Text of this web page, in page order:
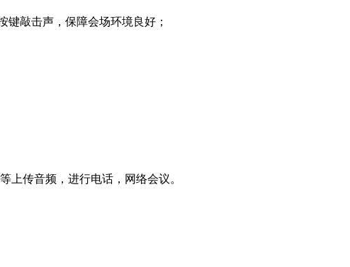
敲击声，保障会场环境良好；
上传音频，进行电话，网络会议。